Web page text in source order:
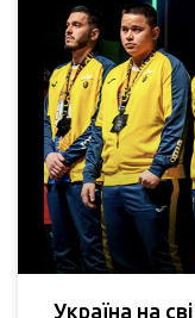
Україна на